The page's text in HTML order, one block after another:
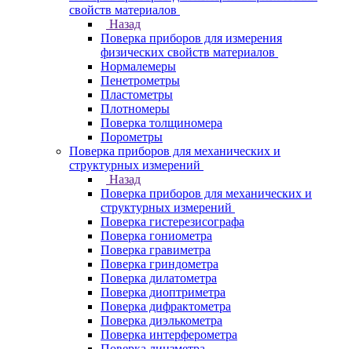
свойств материалов
Назад
Поверка приборов для измерения
физических свойств материалов
Нормалемеры
Пенетрометры
Пластометры
Плотномеры
Поверка толщиномера
Порометры
Поверка приборов для механических и
структурных измерений
Назад
Поверка приборов для механических и
структурных измерений
Поверка гистерезисографа
Поверка гониометра
Поверка гравиметра
Поверка гриндометра
Поверка дилатометра
Поверка диоптриметра
Поверка дифрактометра
Поверка диэлькометра
Поверка интерферометра